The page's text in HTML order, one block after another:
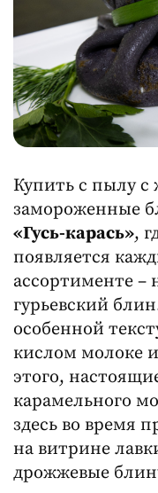
Купить с пылу с
замороженные
«Гусь-карась»,
появляется
ассортименте –
гурьевский
особенной
кислом молоке
этого,
карамельного
здесь во время
на витрине
дрожжевые